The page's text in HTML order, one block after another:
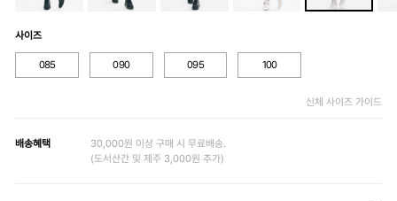
사이즈
085 090 095 100
신체 사이즈 가이드
배송혜택
30,000원 이상 구매 시 무료배송.
(도서산간 및 제주 3,000원 추가)